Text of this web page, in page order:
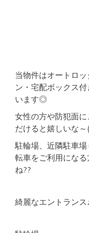
当物件はオートロ
ン・宅配ボックス
います◎
女性の方や防犯面
だけると嬉しいな
駐輪場、近隣駐車
転車をご利用にな
ね??
綺麗なエントランス